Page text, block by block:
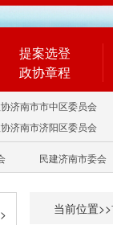
提案选登
政协章程
济南市市中区委员会
济南市济阳区委员会
民建济南市委会
当前位置>>